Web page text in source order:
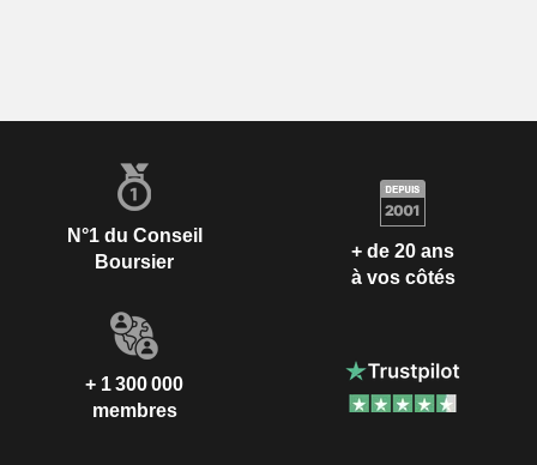
N°1 du Conseil
Boursier
+ de 20 ans
à vos côtés
+ 1 300 000
membres